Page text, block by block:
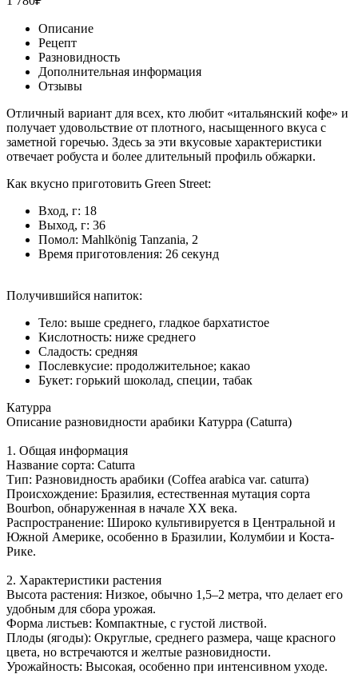
Описание
Рецепт
Разновидность
Дополнительная информация
Отзывы
Отличный вариант для всех, кто любит «итальянский кофе» и
получает удовольствие от плотного, насыщенного вкуса с
заметной горечью. Здесь за эти вкусовые характеристики
отвечает робуста и более длительный профиль обжарки.
Как вкусно приготовить Green Street:
Вход, г: 18
Выход, г: 36
Помол: Mahlkönig Tanzania, 2
Время приготовления: 26 секунд
Получившийся напиток:
Тело: выше среднего, гладкое бархатистое
Кислотность: ниже среднего
Сладость: средняя
Послевкусие: продолжительное; какао
Букет: горький шоколад, специи, табак
Катурра
Описание разновидности арабики Катурра (Caturra)
1. Общая информация
Название сорта: Caturra
Тип: Разновидность арабики (Coffea arabica var. caturra)
Происхождение: Бразилия, естественная мутация сорта
Bourbon, обнаруженная в начале XX века.
Распространение: Широко культивируется в Центральной и
Южной Америке, особенно в Бразилии, Колумбии и Коста-
Рике.
2. Характеристики растения
Высота растения: Низкое, обычно 1,5–2 метра, что делает его
удобным для сбора урожая.
Форма листьев: Компактные, с густой листвой.
Плоды (ягоды): Округлые, среднего размера, чаще красного
цвета, но встречаются и желтые разновидности.
Урожайность: Высокая, особенно при интенсивном уходе.